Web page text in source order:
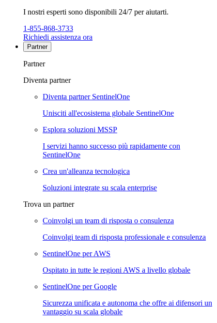
I nostri esperti sono disponibili 24/7 per aiutarti.
1-855-868-3733
Richiedi assistenza ora
Partner
Partner
Diventa partner
Diventa partner SentinelOne
Unisciti all'ecosistema globale SentinelOne
Esplora soluzioni MSSP
I servizi hanno successo più rapidamente con
SentinelOne
Crea un'alleanza tecnologica
Soluzioni integrate su scala enterprise
Trova un partner
Coinvolgi un team di risposta o consulenza
Coinvolgi team di risposta professionale e consulenza
SentinelOne per AWS
Ospitato in tutte le regioni AWS a livello globale
SentinelOne per Google
Sicurezza unificata e autonoma che offre ai difensori un
vantaggio su scala globale